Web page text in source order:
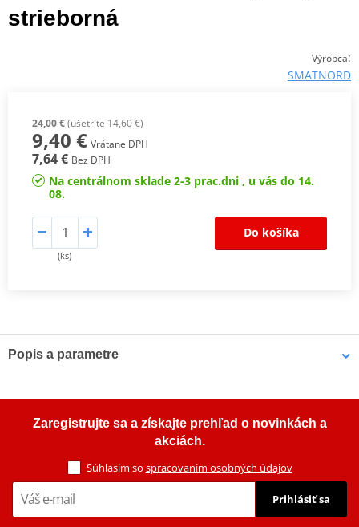
strieborná
Výrobca:
SMATNORD
24,00 €(ušetríte 14,60 €)
9,40 € Vrátane DPH
7,64 € Bez DPH
Na centrálnom sklade 2-3 prac.dni , u vás do 14.
08.
(ks)
Do košíka
Popis a parametre
M8, pravý
strieborná
Zaregistrujte sa a získajte prehľad o novinkách a
akciách.
Súhlasím so spracovaním osobných údajov
Prihlásiť sa